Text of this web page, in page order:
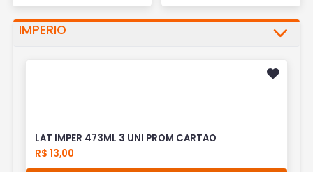
IMPERIO
LAT IMPER 473ML 3 UNI PROM CARTAO
R$ 13,00